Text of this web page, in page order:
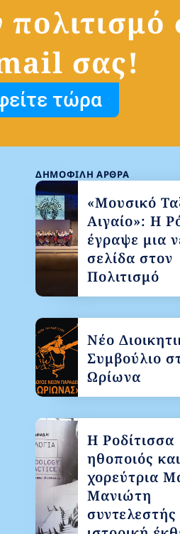
σας!
τώρα
ΔΗΜΟΦΙΛΉ ΆΡΘΡΑ
«Μουσικό
Αιγαίο»: Η
έγραψε μια
σελίδα στον
Πολιτισμό
Νέο
Συμβούλιο
Ωρίωνα
Η Ροδίτισσα
ηθοποιός και
χορεύτρια
Μανιώτη